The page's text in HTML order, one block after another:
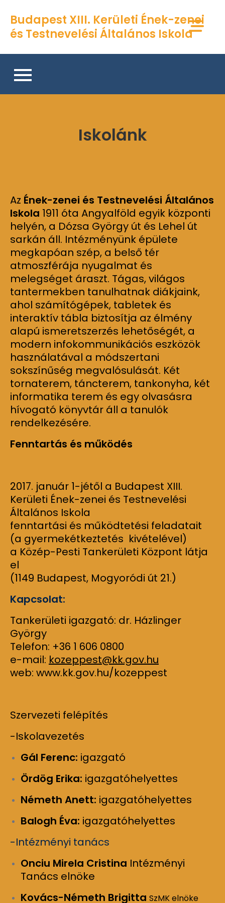
content
Budapest XIII. Kerületi Ének-zenei
és Testnevelési Általános Iskola
Iskolánk
Az Ének-zenei és Testnevelési Általános
Iskola 1911 óta Angyalföld egyik központi
helyén, a Dózsa György út és Lehel út
sarkán áll. Intézményünk épülete
megkapóan szép, a belső tér
atmoszférája nyugalmat és
melegséget áraszt. Tágas, világos
tantermekben tanulhatnak diákjaink,
ahol számítógépek, tabletek és
interaktív tábla biztosítja az élmény
alapú ismeretszerzés lehetőségét, a
modern infokommunikációs eszközök
használatával a módszertani
sokszínűség megvalósulását. Két
tornaterem, táncterem, tankonyha, két
informatika terem és egy olvasásra
hívogató könyvtár áll a tanulók
rendelkezésére.
Fenntartás és működés
2017. január 1-jétől a Budapest XIII.
Kerületi Ének-zenei és Testnevelési
Általános Iskola
fenntartási és működtetési feladatait
(a gyermekétkeztetés kivételével)
a Közép-Pesti Tankerületi Központ látja
el
(1149 Budapest, Mogyoródi út 21.)
Kapcsolat:
Tankerületi igazgató: dr. Házlinger
György
Telefon: +36 1 606 0800
e-mail: kozeppest@kk.gov.hu
web: www.kk.gov.hu/kozeppest
Szervezeti felépítés
-Iskolavezetés
Gál Ferenc: igazgató
Ördög Erika: igazgatóhelyettes
Németh Anett: igazgatóhelyettes
Balogh Éva: igazgatóhelyettes
-Intézményi tanács
Onciu Mirela Cristina Intézményi
Tanács elnöke
Kovács-Németh Brigitta SzMK elnöke